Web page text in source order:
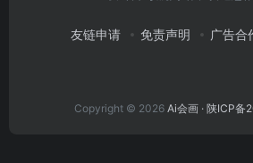
友链申请 免责声明 广告合
Copyright © 2026 Ai会画 · 陕ICP